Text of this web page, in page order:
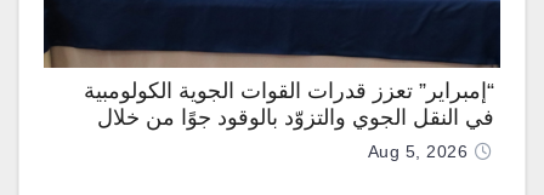
“إمبراير” تعزز قدرات القوات الجوية الكولومبية
في النقل الجوي والتزوّد بالوقود جوًا من خلال
تزويدها بطائرتي “كيه سي-390 ميلينيوم”
Aug 5, 2026